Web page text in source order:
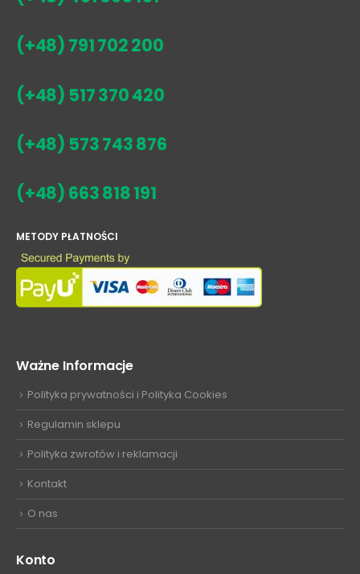
(+48) 791 702 200
(+48) 517 370 420
(+48) 573 743 876
(+48) 663 818 191
METODY PŁATNOŚCI
Ważne Informacje
Polityka prywatności i Polityka Cookies
Regulamin sklepu
Polityka zwrotów i reklamacji
Kontakt
O nas
Konto